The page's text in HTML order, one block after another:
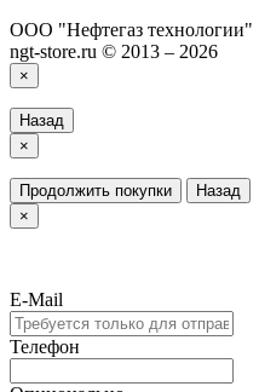
ООО "Нефтегаз технологии"
ngt-store.ru © 2013 – 2026
×
Назад
×
Продолжить покупки
Назад
×
E-Mail
Телефон